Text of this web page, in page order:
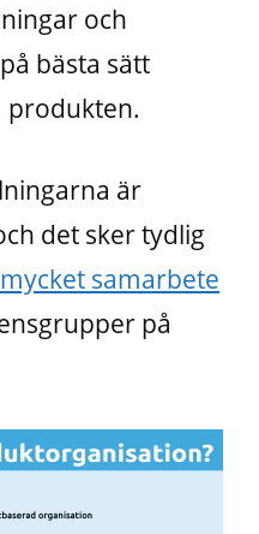
och
bästa sätt
produkten.
är
det sker tydlig
mycket samarbete
på